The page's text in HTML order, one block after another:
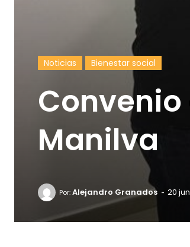
Noticias Bienestar social
Manilva
Por:Alejandro Granados - 20